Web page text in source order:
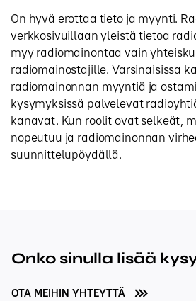
On hyvä erottaa tieto ja myynti.
verkkosivuillaan yleistä tietoa
myy radiomainontaa vain
radiomainostajille. Varsinaisissa
radiomainonnan myyntiä ja
kysymyksissä palvelevat
kanavat. Kun roolit ovat selkeät,
nopeutuu ja radiomainonnan
suunnittelupöydällä.
Onko sinulla lisää
OTA MEIHIN YHTEYTTÄ